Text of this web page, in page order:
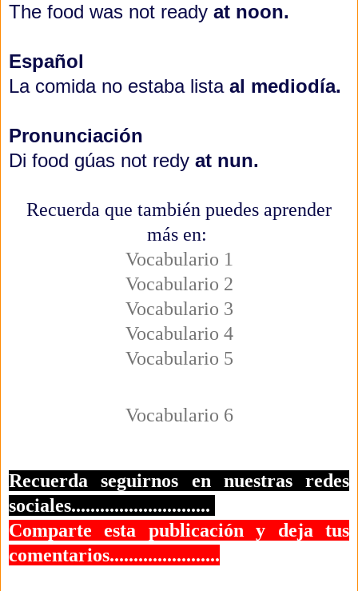
The food was not ready at noon.
Español
La comida no estaba lista al mediodía.
Pronunciación
Di food gúas not redy at nun.
Recuerda que también puedes aprender
más en:
Vocabulario 1
Vocabulario 2
Vocabulario 3
Vocabulario 4
Vocabulario 5
Vocabulario 6
Recuerda seguirnos en nuestras redes
sociales.............................
Comparte esta publicación y deja tus
comentarios.......................